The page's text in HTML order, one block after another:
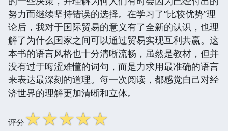
努力而继续坚持错误的选择。在学习了“比较优势”理
论后，我对于国际贸易的意义有了全新的认识，也理
解了为什么国家之间可以通过贸易实现互利共赢。这
本书的语言风格也十分清晰流畅，虽然是教材，但并
没有过于晦涩难懂的词句，而是力求用最准确的语言
来表达最深刻的道理。每一次阅读，都感觉自己对经
济世界的理解更加清晰和立体。
评分☆☆☆☆☆